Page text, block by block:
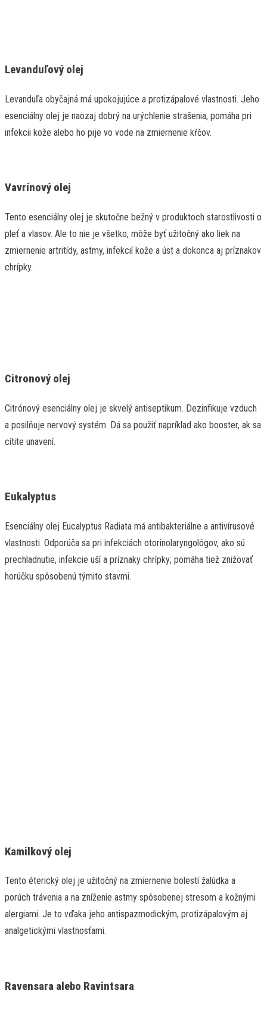
Levanduľový olej
Levanduľa obyčajná má upokojujúce a protizápalové vlastnosti. Jeho
esenciálny olej je naozaj dobrý na urýchlenie strašenia, pomáha pri
infekcii kože alebo ho pije vo vode na zmiernenie kŕčov.
Vavrínový olej
Tento esenciálny olej je skutočne bežný v produktoch starostlivosti o
pleť a vlasov. Ale to nie je všetko, môže byť užitočný ako liek na
zmiernenie artritídy, astmy, infekcií kože a úst a dokonca aj príznakov
chrípky.
Citronový olej
Citrónový esenciálny olej je skvelý antiseptikum. Dezinfikuje vzduch
a posilňuje nervový systém. Dá sa použiť napríklad ako booster, ak sa
cítite unavení.
Eukalyptus
Esenciálny olej Eucalyptus Radiata má antibakteriálne a antivírusové
vlastnosti. Odporúča sa pri infekciách otorinolaryngológov, ako sú
prechladnutie, infekcie uší a príznaky chrípky; pomáha tiež znižovať
horúčku spôsobenú týmito stavmi.
Kamilkový olej
Tento éterický olej je užitočný na zmiernenie bolestí žalúdka a
porúch trávenia a na zníženie astmy spôsobenej stresom a kožnými
alergiami. Je to vďaka jeho antispazmodickým, protizápalovým aj
analgetickými vlastnosťami.
Ravensara alebo Ravintsara